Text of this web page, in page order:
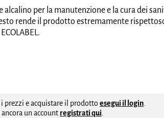
alcalino per la manutenzione e la cura dei
rende il prodotto estremamente
i prezzi e acquistare il prodottoesegui il login.
un account registrati qui.